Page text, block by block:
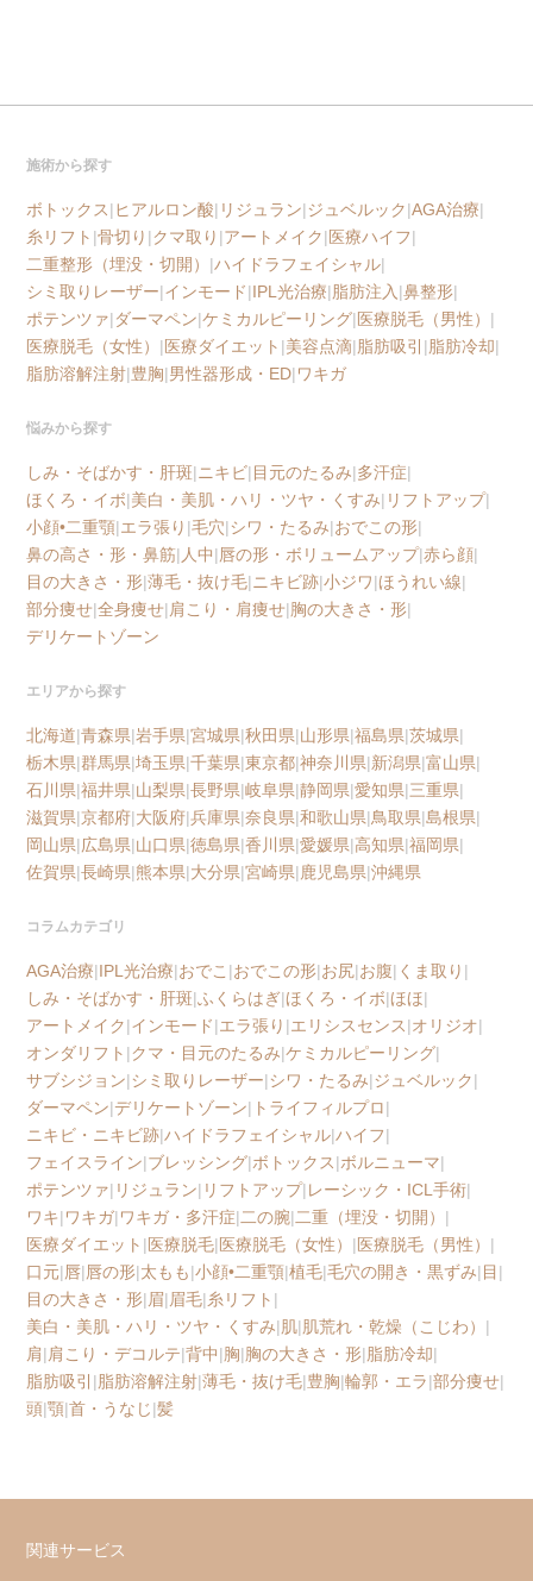
施術から探す
ボトックス|ヒアルロン酸| リジュラン|ジュベルック|AGA治療|
糸リフト |骨切り |クマ取り |アートメイク|医療ハイフ|
二重整形（埋没・切開） |ハイドラフェイシャル|
シミ取りレーザー|インモード|IPL光治療|脂肪注入 |鼻整形|
ポテンツァ|ダーマペン|ケミカルピーリング|医療脱毛（男性） |
医療脱毛（女性） |医療ダイエット |美容点滴|脂肪吸引 |脂肪冷却|
脂肪溶解注射|豊胸|男性器形成・ED|ワキガ
悩みから探す
しみ・そばかす・肝斑| ニキビ|目元のたるみ|多汗症|
ほくろ・イボ|美白・美肌・ハリ・ツヤ・くすみ| リフトアップ|
小顔•二重顎|エラ張り |毛穴|シワ・たるみ|おでこの形|
鼻の高さ・形・鼻筋| 人中|唇の形・ボリュームアップ|赤ら顔|
目の大きさ・形|薄毛・抜け毛| ニキビ跡|小ジワ|ほうれい線|
部分痩せ|全身痩せ|肩こり・肩痩せ|胸の大きさ・形|
デリケートゾーン
エリアから探す
北海道|青森県|岩手県|宮城県|秋田県|山形県|福島県|茨城県|
栃木県|群馬県|埼玉県|千葉県|東京都|神奈川県|新潟県|富山県|
石川県|福井県|山梨県|長野県|岐阜県|静岡県|愛知県|三重県|
滋賀県|京都府|大阪府|兵庫県|奈良県|和歌山県|鳥取県|島根県|
岡山県|広島県|山口県|徳島県|香川県|愛媛県|高知県|福岡県|
佐賀県|長崎県|熊本県|大分県|宮崎県|鹿児島県|沖縄県
コラムカテゴリ
AGA治療|IPL光治療|おでこ |おでこの形|お尻|お腹| くま取り |
しみ・そばかす・肝斑|ふくらはぎ|ほくろ・イボ|ほほ|
アートメイク|インモード|エラ張り |エリシスセンス|オリジオ|
オンダリフト |クマ・目元のたるみ|ケミカルピーリング|
サブシジョン|シミ取りレーザー|シワ・たるみ|ジュベルック|
ダーマペン|デリケートゾーン| トライフィルプロ|
ニキビ・ニキビ跡|ハイドラフェイシャル|ハイフ|
フェイスライン|ブレッシング|ボトックス|ボルニューマ|
ポテンツァ| リジュラン| リフトアップ|レーシック・ICL手術|
ワキ|ワキガ|ワキガ・多汗症|二の腕|二重（埋没・切開） |
医療ダイエット |医療脱毛|医療脱毛（女性） |医療脱毛（男性） |
口元|唇|唇の形|太もも|小顔•二重顎|植毛|毛穴の開き・黒ずみ|目 |
目の大きさ・形|眉|眉毛|糸リフト |
美白・美肌・ハリ・ツヤ・くすみ|肌|肌荒れ・乾燥（こじわ） |
肩|肩こり・デコルテ|背中|胸|胸の大きさ・形|脂肪冷却|
脂肪吸引 |脂肪溶解注射|薄毛・抜け毛|豊胸|輪郭・エラ|部分痩せ|
頭|顎|首・うなじ|髪
関連サービス